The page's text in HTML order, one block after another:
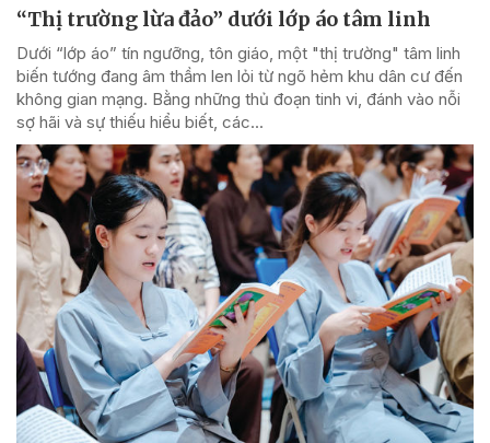
“Thị trường lừa đảo” dưới lớp áo tâm linh
Dưới “lớp áo” tín ngưỡng, tôn giáo, một "thị trường" tâm linh
biến tướng đang âm thầm len lỏi từ ngõ hẻm khu dân cư đến
không gian mạng. Bằng những thủ đoạn tinh vi, đánh vào nỗi
sợ hãi và sự thiếu hiểu biết, các...